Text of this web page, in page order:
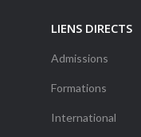
LIENS DIRECTS
Admissions
Formations
International